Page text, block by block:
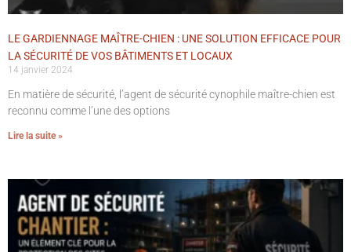
LE GARDIENNAGE MAÎTRE-CHIEN : UNE SOLUTION EFFICACE POUR
LA SÉCURITÉ DE VOS BÂTIMENTS ET LOCAUX
14 janvier 2024
En matière de sécurité, l’agent de sécurité cynophile maître-chien est
reconnu comme l’une des options
Lire la suite »